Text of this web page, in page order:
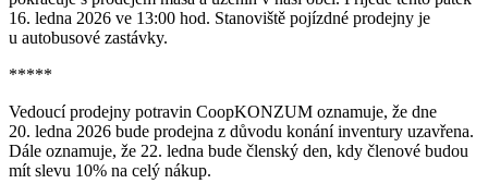
16. ledna 2026 ve 13:00 hod. Stanoviště pojízdné prodejny je
u autobusové zastávky.
*****
Vedoucí prodejny potravin CoopKONZUM oznamuje, že dne
20. ledna 2026 bude prodejna z důvodu konání inventury uzavřena.
Dále oznamuje, že 22. ledna bude členský den, kdy členové budou
mít slevu 10% na celý nákup.